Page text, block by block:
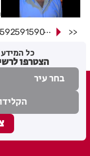
<<
...
590
591
כל
הצטרפו